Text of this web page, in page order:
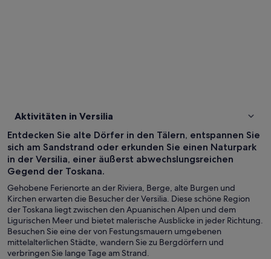
Aktivitäten in Versilia
Entdecken Sie alte Dörfer in den Tälern, entspannen Sie
sich am Sandstrand oder erkunden Sie einen Naturpark
in der Versilia, einer äußerst abwechslungsreichen
Gegend der Toskana.
Gehobene Ferienorte an der Riviera, Berge, alte Burgen und
Kirchen erwarten die Besucher der Versilia. Diese schöne Region
der Toskana liegt zwischen den Apuanischen Alpen und dem
Ligurischen Meer und bietet malerische Ausblicke in jeder Richtung.
Besuchen Sie eine der von Festungsmauern umgebenen
mittelalterlichen Städte, wandern Sie zu Bergdörfern und
verbringen Sie lange Tage am Strand.